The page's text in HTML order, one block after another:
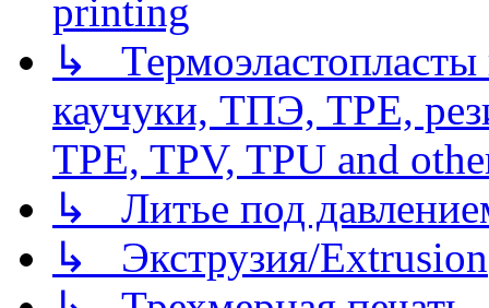
printing
↳
каучуки, ТПЭ, TPE,
TPE, TPV, TPU and
↳ Литье под
↳ Экструзия/Extrusion